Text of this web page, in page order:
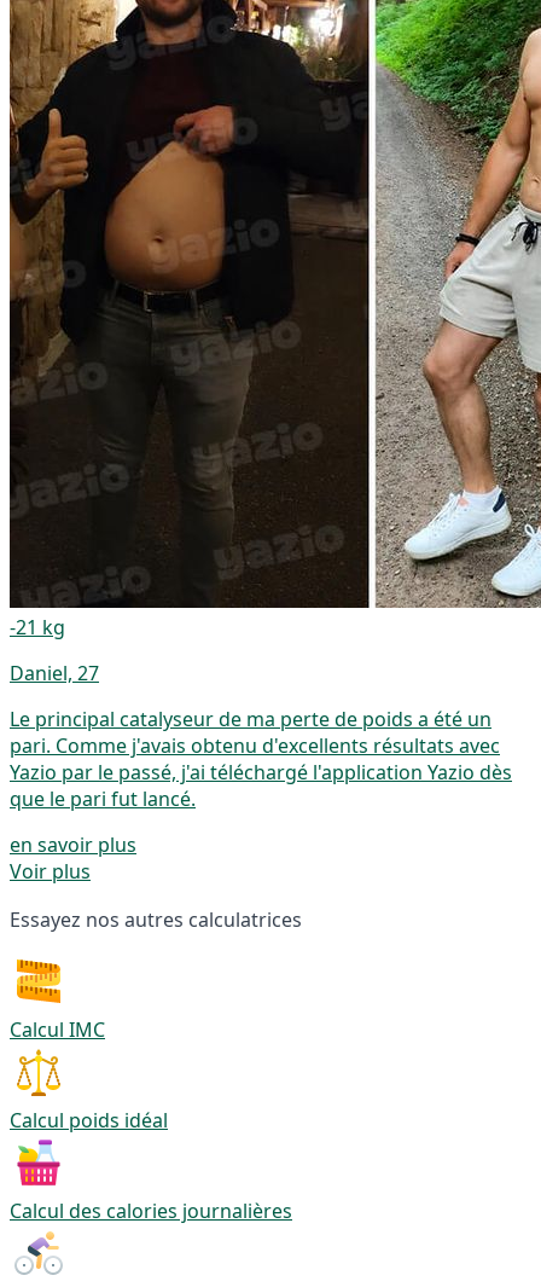
-21 kg
Daniel, 27
Le principal catalyseur de ma perte de poids a été un
pari. Comme j'avais obtenu d'excellents résultats avec
Yazio par le passé, j'ai téléchargé l'application Yazio dès
que le pari fut lancé.
en savoir plus
Voir plus
Essayez nos autres calculatrices
Calcul IMC
Calcul poids idéal
Calcul des calories journalières